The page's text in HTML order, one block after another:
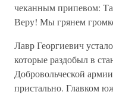
чеканным припевом:
Веру! Мы грянем
Лавр Георгиевич
которые раздобыл в
Добровольческой
пристально. Главком